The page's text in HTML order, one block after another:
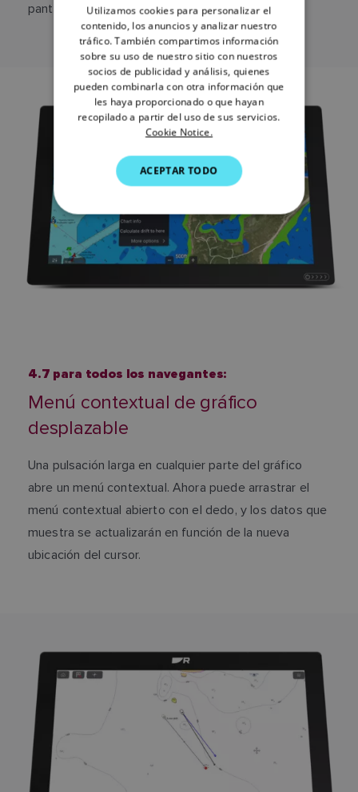
pantallas Axiom de su red.
4.7 para todos los navegantes:
Menú contextual de gráfico
desplazable
Una pulsación larga en cualquier parte del gráfico
abre un menú contextual. Ahora puede arrastrar el
menú contextual abierto con el dedo, y los datos que
muestra se actualizarán en función de la nueva
ubicación del cursor.
FRENCH
DANISH
ITALIAN
SWEDISH
DUTCH
SPANISH
FINNISH
Utilizamos cookies para personalizar el
contenido, los anuncios y analizar nuestro
tráfico. También compartimos información
sobre su uso de nuestro sitio con nuestros
socios de publicidad y análisis, quienes
pueden combinarla con otra información que
les haya proporcionado o que hayan
recopilado a partir del uso de sus servicios.
Cookie Notice.
ACEPTAR TODO